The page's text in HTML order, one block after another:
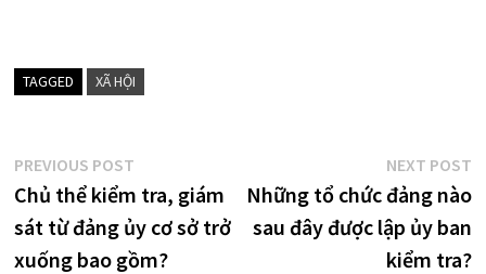
TAGGED XÃ HỘI
Điều
hướng
bài
PREVIOUS POSTPrevious
post:
Chủ thể kiểm tra, giám
sát từ đảng ủy cơ sở trở
xuống bao gồm?
NEXT POST
Những tổ chức đảng nào
sau đây được lập ủy ban
kiểm tra?